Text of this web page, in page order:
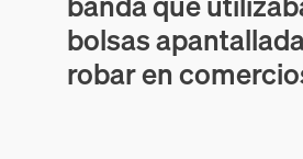
bolsas
robar en